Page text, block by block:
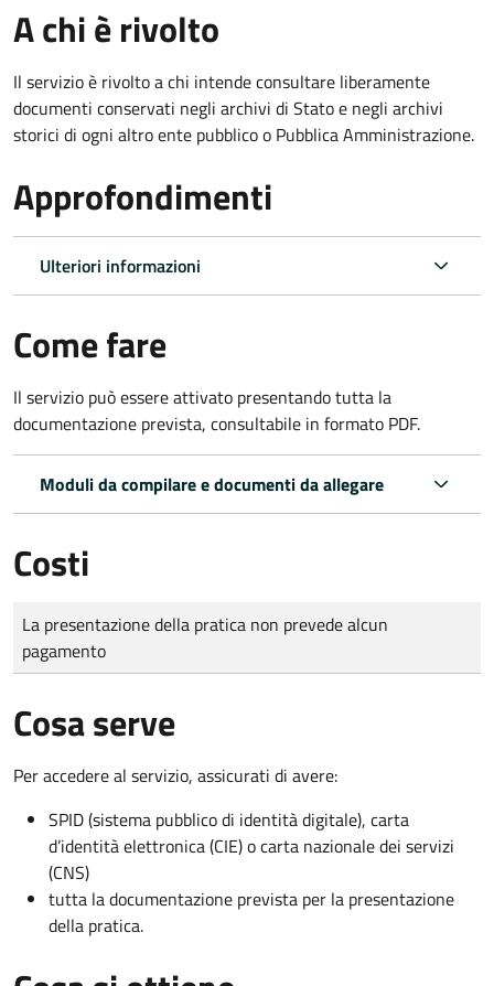
A chi è rivolto
Il servizio è rivolto a chi intende consultare liberamente
documenti conservati negli archivi di Stato e negli archivi
storici di ogni altro ente pubblico o Pubblica Amministrazione.
Approfondimenti
Ulteriori informazioni
Come fare
Il servizio può essere attivato presentando tutta la
documentazione prevista, consultabile in formato PDF.
Moduli da compilare e documenti da allegare
Costi
Tipo di pagamento
Importo
La presentazione della pratica non prevede alcun
pagamento
Cosa serve
Per accedere al servizio, assicurati di avere:
SPID (sistema pubblico di identità digitale), carta
d’identità elettronica (CIE) o carta nazionale dei servizi
(CNS)
tutta la documentazione prevista per la presentazione
della pratica.